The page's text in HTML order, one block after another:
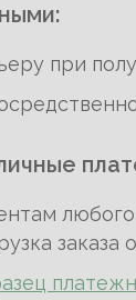
при
заказа